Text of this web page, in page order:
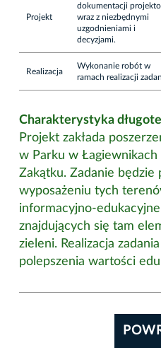
Projekt
dokumentacji
wraz z niezbędnymi
uzgodnieniami i
decyzjami.
Realizacja
Wykonanie robót w
ramach realizacji
Charakterystyka
Projekt zakłada
w Parku w
Zakątku. Zadanie będzie
wyposażeniu tych
informacyjno-
znajdujących się tam
zieleni. Realizacja
polepszenia wartości